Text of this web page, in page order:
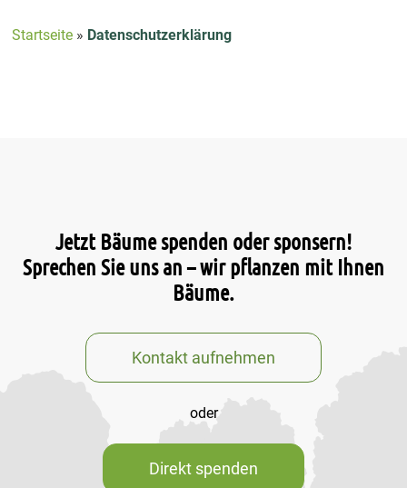
Startseite » Datenschutzerklärung
Jetzt Bäume spenden oder sponsern!
Sprechen Sie uns an – wir pflanzen mit Ihnen
Bäume.
Kontakt aufnehmen
oder
Direkt spenden